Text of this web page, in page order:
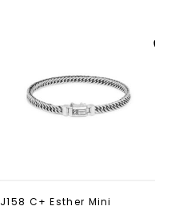
J158 C+ Esther Mini